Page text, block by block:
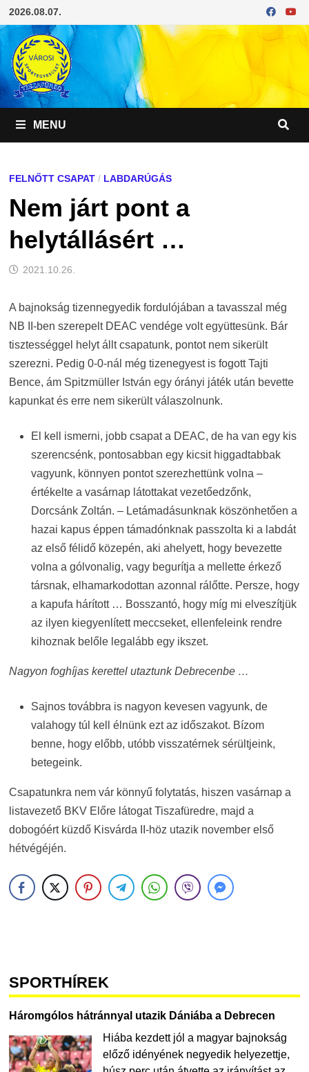
Skip
to
content
2026.08.07.
MENU
FELNŐTT CSAPAT/ LABDARÚGÁS
Nem járt pont a
helytállásért …
2021.10.26.
A bajnokság tizennegyedik fordulójában a tavasszal még
NB II-ben szerepelt DEAC vendége volt együttesünk. Bár
tisztességgel helyt állt csapatunk, pontot nem sikerült
szerezni. Pedig 0-0-nál még tizenegyest is fogott Tajti
Bence, ám Spitzmüller István egy órányi játék után bevette
kapunkat és erre nem sikerült válaszolnunk.
El kell ismerni, jobb csapat a DEAC, de ha van egy kis
szerencsénk, pontosabban egy kicsit higgadtabbak
vagyunk, könnyen pontot szerezhettünk volna –
értékelte a vasárnap látottakat vezetőedzőnk,
Dorcsánk Zoltán. – Letámadásunknak köszönhetően a
hazai kapus éppen támadónknak passzolta ki a labdát
az első félidő közepén, aki ahelyett, hogy bevezette
volna a gólvonalig, vagy begurítja a mellette érkező
társnak, elhamarkodottan azonnal rálőtte. Persze, hogy
a kapufa hárított … Bosszantó, hogy míg mi elveszítjük
az ilyen kiegyenlített meccseket, ellenfeleink rendre
kihoznak belőle legalább egy ikszet.
Nagyon foghíjas kerettel utaztunk Debrecenbe …
Sajnos továbbra is nagyon kevesen vagyunk, de
valahogy túl kell élnünk ezt az időszakot. Bízom
benne, hogy előbb, utóbb visszatérnek sérültjeink,
betegeink.
Csapatunkra nem vár könnyű folytatás, hiszen vasárnap a
listavezető BKV Előre látogat Tiszafüredre, majd a
dobogóért küzdő Kisvárda II-höz utazik november első
hétvégéjén.
SPORTHÍREK
Háromgólos hátránnyal utazik Dániába a Debrecen
Hiába kezdett jól a magyar bajnokság
előző idényének negyedik helyezettje,